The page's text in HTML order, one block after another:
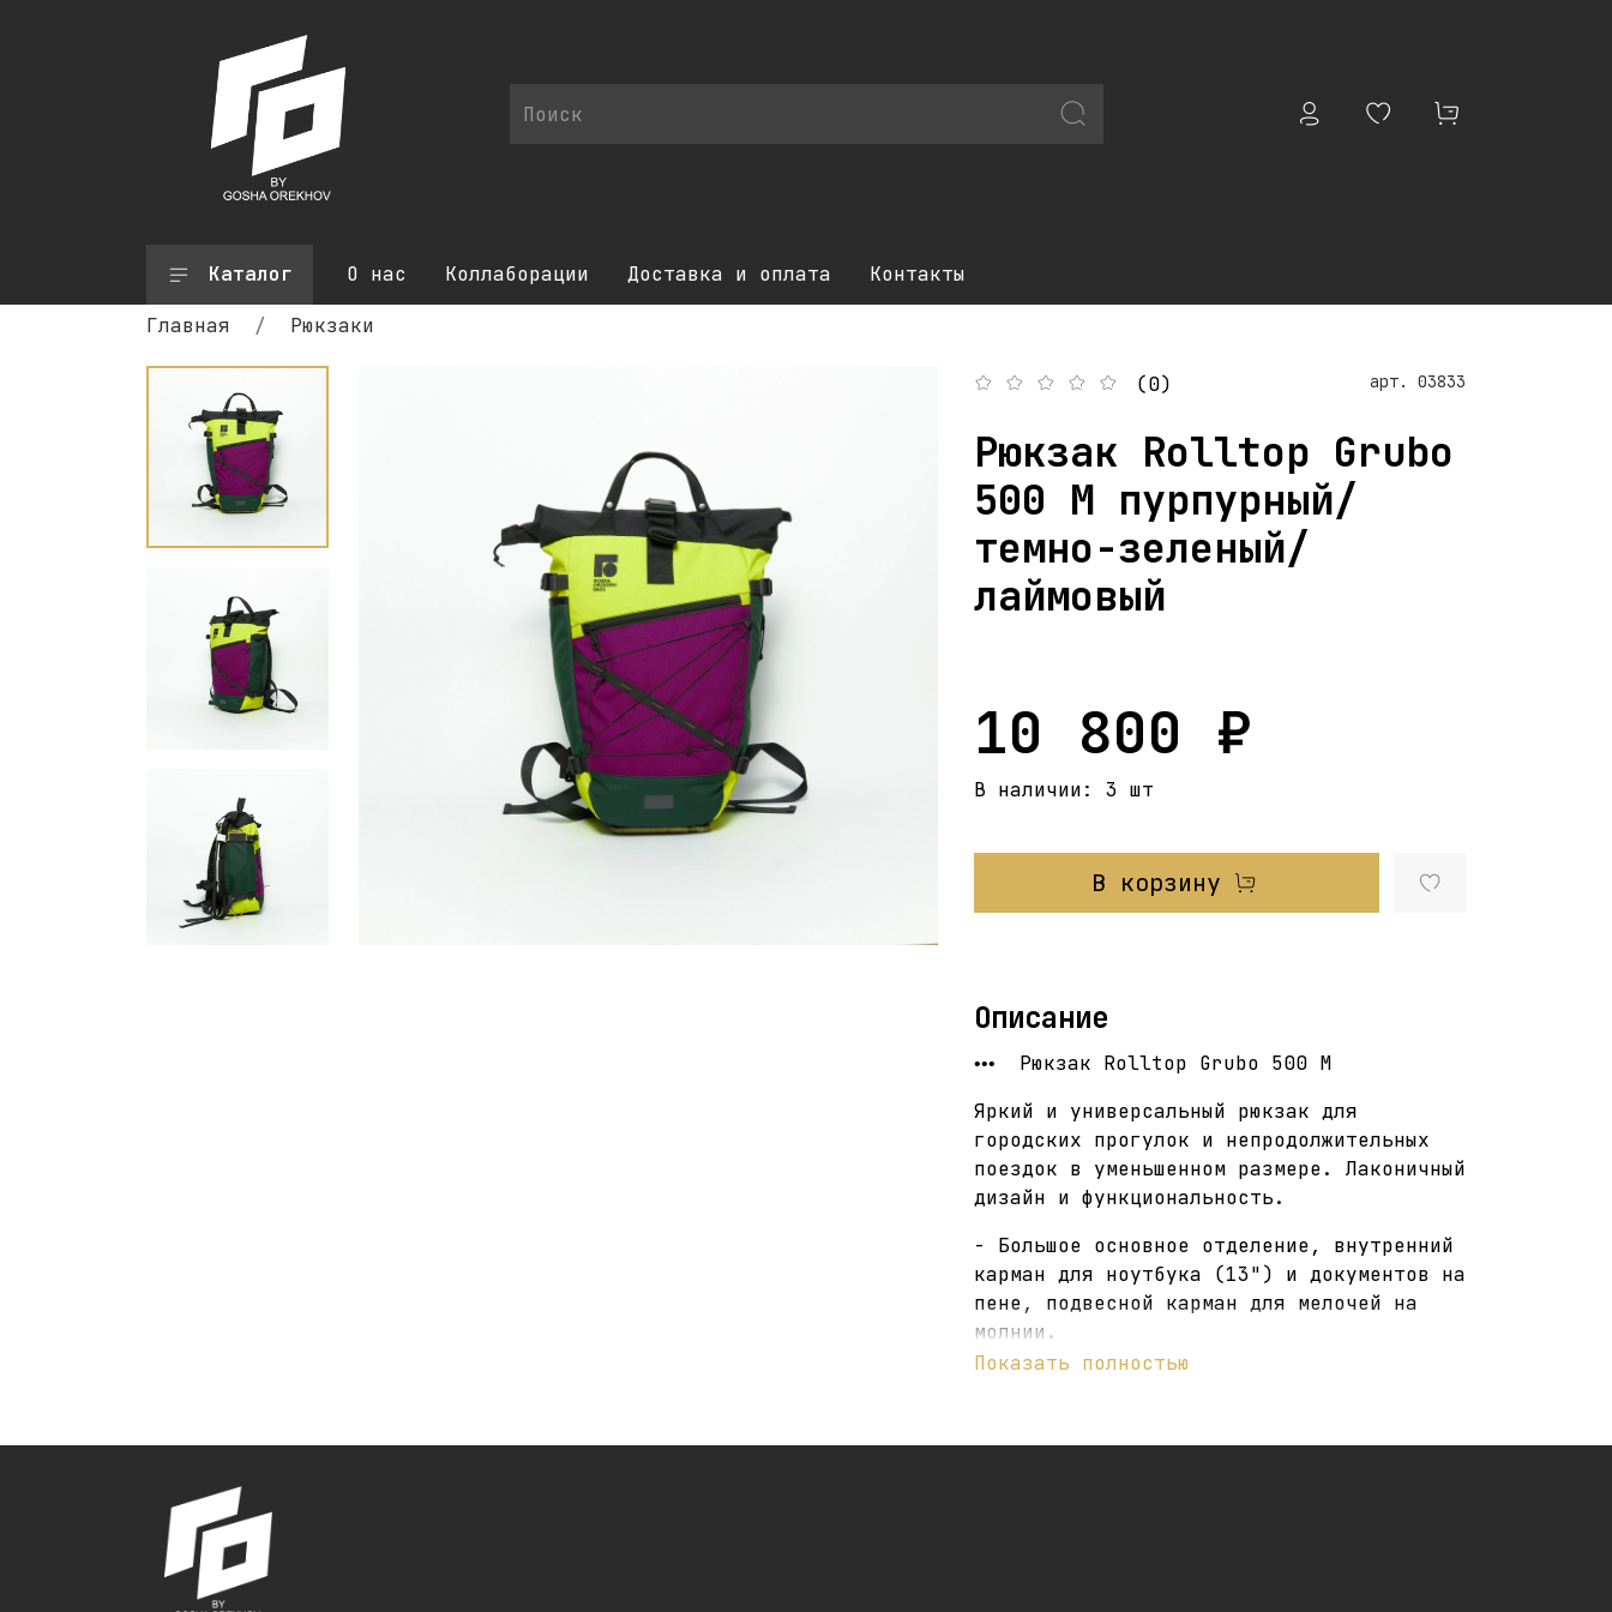
Каталог О нас Коллаборации Доставка и оплата Контакты
Главная Рюкзаки
(0) арт. 03833
Рюкзак Rolltop Grubo
500 M пурпурный/
темно-зеленый/
лаймовый
10 800 ₽
В наличии: 3 шт
В корзину
Описание
••• Рюкзак Rolltop Grubo 500 M
Яркий и универсальный рюкзак для
городских прогулок и непродолжительных
поездок в уменьшенном размере. Лаконичный
дизайн и функциональность.
- Большое основное отделение, внутренний
карман для ноутбука (13") и документов на
пене, подвесной карман для мелочей на
молнии.
Показать полностью